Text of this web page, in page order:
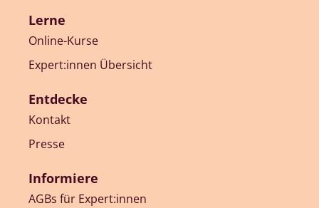
Lerne
Online-Kurse
Expert:innen Übersicht
Entdecke
Kontakt
Presse
Informiere
AGBs für Expert:innen